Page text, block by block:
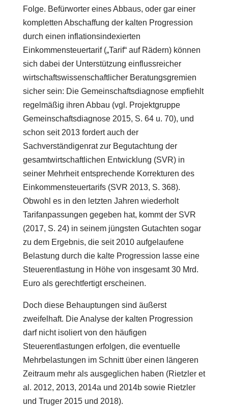
Folge. Befürworter eines Abbaus, oder gar einer
kompletten Abschaffung der kalten Progression
durch einen inflationsindexierten
Einkommensteuertarif („Tarif“ auf Rädern) können
sich dabei der Unterstützung einflussreicher
wirtschaftswissenschaftlicher Beratungsgremien
sicher sein: Die Gemeinschaftsdiagnose empfiehlt
regelmäßig ihren Abbau (vgl. Projektgruppe
Gemeinschaftsdiagnose 2015, S. 64 u. 70), und
schon seit 2013 fordert auch der
Sachverständigenrat zur Begutachtung der
gesamtwirtschaftlichen Entwicklung (SVR) in
seiner Mehrheit entsprechende Korrekturen des
Einkommensteuertarifs (SVR 2013, S. 368).
Obwohl es in den letzten Jahren wiederholt
Tarifanpassungen gegeben hat, kommt der SVR
(2017, S. 24) in seinem jüngsten Gutachten sogar
zu dem Ergebnis, die seit 2010 aufgelaufene
Belastung durch die kalte Progression lasse eine
Steuerentlastung in Höhe von insgesamt 30 Mrd.
Euro als gerechtfertigt erscheinen.
Doch diese Behauptungen sind äußerst
zweifelhaft. Die Analyse der kalten Progression
darf nicht isoliert von den häufigen
Steuerentlastungen erfolgen, die eventuelle
Mehrbelastungen im Schnitt über einen längeren
Zeitraum mehr als ausgeglichen haben (Rietzler et
al. 2012, 2013, 2014a und 2014b sowie Rietzler
und Truger 2015 und 2018).